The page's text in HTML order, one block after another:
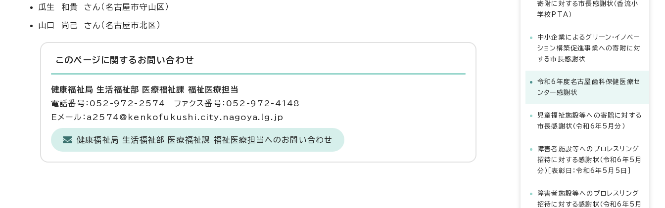
瓜生 和貴 さん（名古屋市守山区）
山口 尚己 さん（名古屋市北区）
このページに関する お問い合わせ
健康福祉局 生活福祉部 医療福祉課 福祉医療担当
電話番号：052-972-2574 ファクス番号：052-972-4148
Eメール：a2574@kenkofukushi.city.nagoya.lg.jp
健康福祉局 生活福祉部 医療福祉課 福祉医療担当へのお問い合わせ
寄附に対する市長感謝状（香流小
学校PTA）
中小企業によるグリーン・イノベー
ション構築促進事業への寄附に対
する市長感謝状
令和6年度名古屋歯科保健医療セ
ンター感謝状
児童福祉施設等への寄贈に対する
市長感謝状（令和6年5月分）
障害者施設等へのプロレスリング
招待に対する感謝状（令和6年5月
分）［表彰日：令和6年5月5日］
障害者施設等へのプロレスリング
招待に対する感謝状（令和6年5月